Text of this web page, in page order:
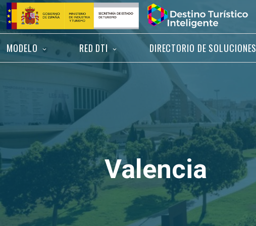
Saltar
al
contenido
Inicio
MODELO RED DTI DIRECTORIO DE SOLUCIONES
Valencia